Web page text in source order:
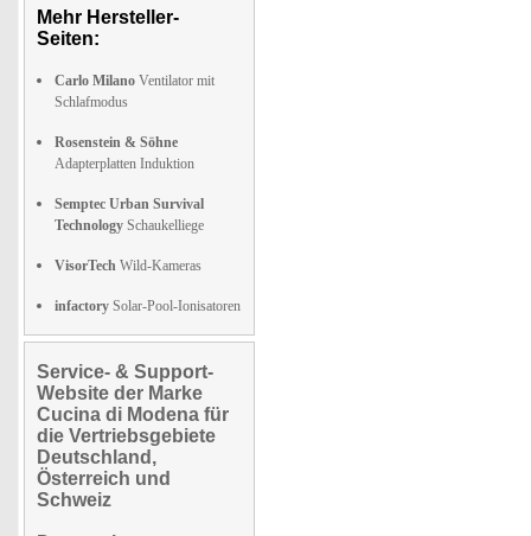
Mehr Hersteller-
Seiten:
Carlo Milano Ventilator mit
Schlafmodus
Rosenstein & Söhne
Adapterplatten Induktion
Semptec Urban Survival
Technology Schaukelliege
VisorTech Wild-Kameras
infactory Solar-Pool-Ionisatoren
Service- & Support-
Website der Marke
Cucina di Modena für
die Vertriebsgebiete
Deutschland,
Österreich und
Schweiz